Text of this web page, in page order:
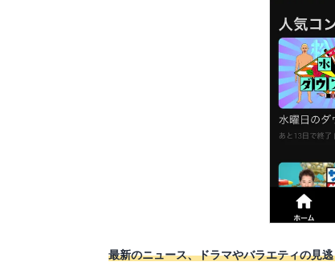
最新のニュース、ドラマやバラエティの見